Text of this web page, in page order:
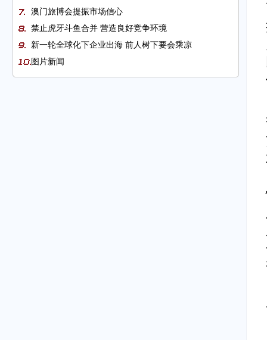
澳门旅博会提振市场信心
禁止虎牙斗鱼合并 营造良好竞争环境
新一轮全球化下企业出海 前人树下要会乘凉
图片新闻
G20同意继续推进全球税制改革